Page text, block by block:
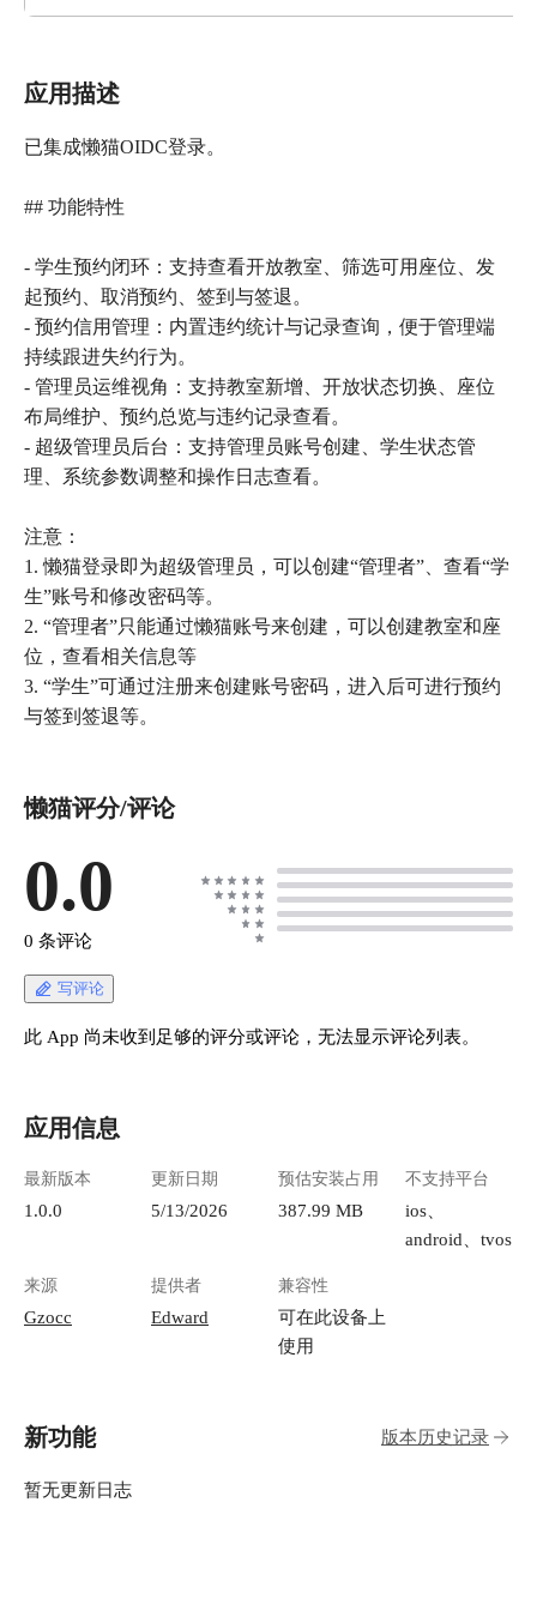
应用描述
已集成懒猫OIDC登录。
## 功能特性
- 学生预约闭环：支持查看开放教室、筛选可用座位、发
起预约、取消预约、签到与签退。
- 预约信用管理：内置违约统计与记录查询，便于管理端
持续跟进失约行为。
- 管理员运维视角：支持教室新增、开放状态切换、座位
布局维护、预约总览与违约记录查看。
- 超级管理员后台：支持管理员账号创建、学生状态管
理、系统参数调整和操作日志查看。
注意：
1. 懒猫登录即为超级管理员，可以创建“管理者”、查看“学
生”账号和修改密码等。
2. “管理者”只能通过懒猫账号来创建，可以创建教室和座
位，查看相关信息等
3. “学生”可通过注册来创建账号密码，进入后可进行预约
与签到签退等。
懒猫评分/评论
0.0
0 条评论
写评论
此 App 尚未收到足够的评分或评论，无法显示评论列表。
应用信息
最新版本
1.0.0
更新日期
5/13/2026
预估安装占用
387.99 MB
不支持平台
ios、
android、tvos
来源
Gzocc
提供者
Edward
兼容性
可在此设备上
使用
新功能 版本历史记录
暂无更新日志